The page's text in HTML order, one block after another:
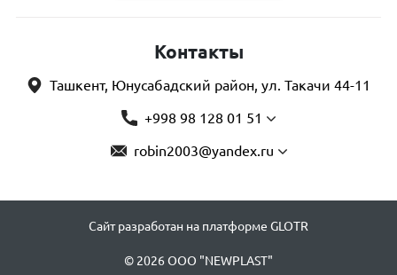
Контакты
Ташкент, Юнусабадский район, ул. Такачи 44-11
+998 98 128 01 51
robin2003@yandex.ru
Сайт разработан на платформе GLOTR
© 2026 OOO "NEWPLAST"